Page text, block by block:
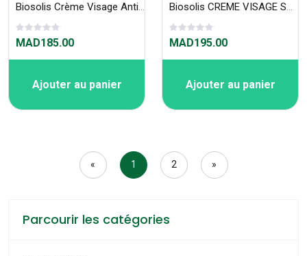
Biosolis Crème Visage Anti-âge SPF 30 50ml
MAD185.00
Ajouter au panier
Biosolis CREME VISAGE SPF50+ 50ML
MAD195.00
Ajouter au panier
« 1 2 »
Parcourir les catégories